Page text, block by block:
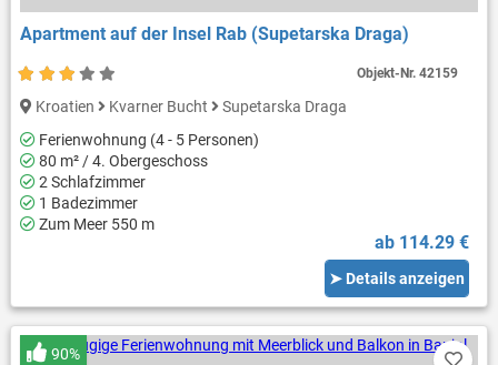
Apartment auf der Insel Rab (Supetarska Draga)
Kroatien Kvarner Bucht
Supetarska Draga
Ferienwohnung (4 - 5 Personen)
80 m² / 4. Obergeschoss
2 Schlafzimmer
1 Badezimmer
Zum Meer 550 m
ab 114.29 €
➤ Details anzeigen
Objekt-Nr.42159
90%